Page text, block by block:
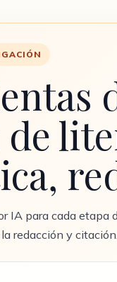
de
IA para cada etapa
redacción y citación.